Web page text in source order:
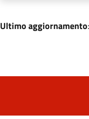
Ultimo aggiornamento